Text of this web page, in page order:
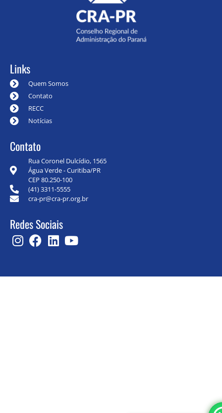
Links
Quem Somos
Contato
RECC
Notícias
Contato
Rua Coronel Dulcídio, 1565
Água Verde - Curitiba/PR
CEP 80.250-100
(41) 3311-5555
cra-pr@cra-pr.org.br
Redes Sociais